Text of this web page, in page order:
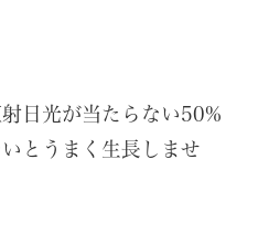
日光が当たらない50%
とうまく生長しませ